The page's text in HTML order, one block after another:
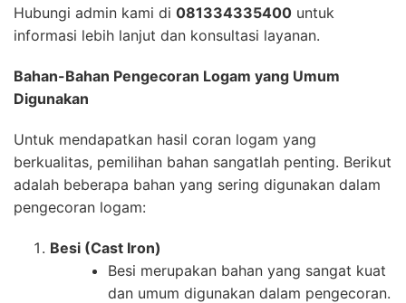
Hubungi admin kami di 081334335400 untuk
informasi lebih lanjut dan konsultasi layanan.
Bahan-Bahan Pengecoran Logam yang Umum
Digunakan
Untuk mendapatkan hasil coran logam yang
berkualitas, pemilihan bahan sangatlah penting. Berikut
adalah beberapa bahan yang sering digunakan dalam
pengecoran logam:
Besi (Cast Iron)
Besi merupakan bahan yang sangat kuat
dan umum digunakan dalam pengecoran.